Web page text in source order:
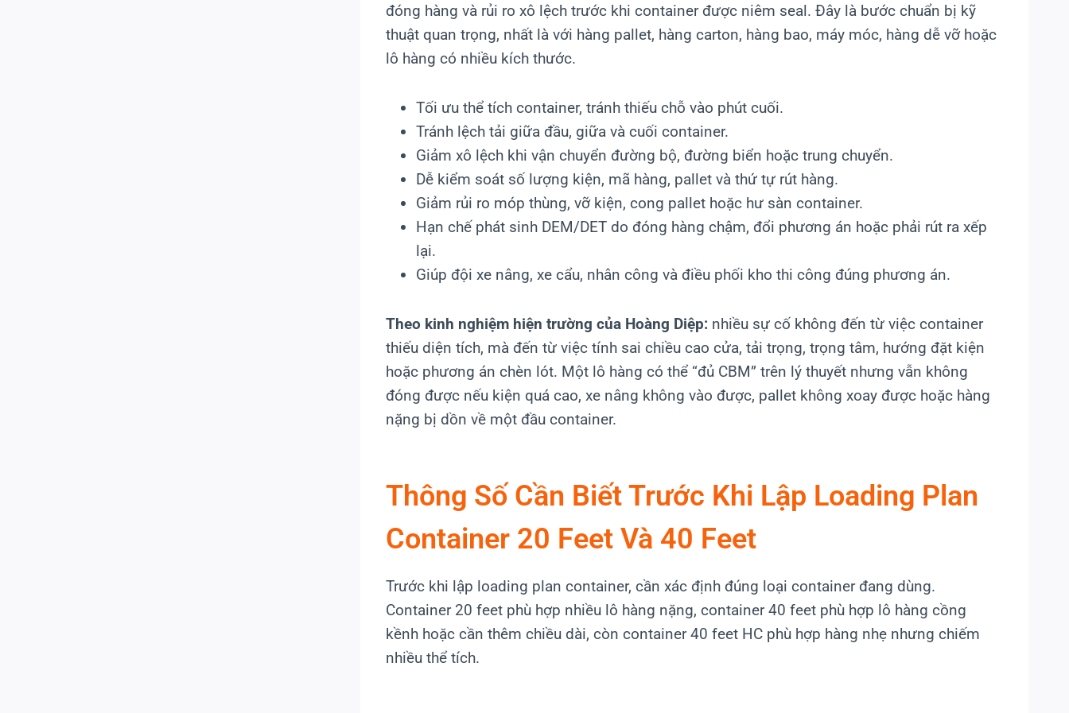
đóng hàng và rủi ro xô lệch trước khi container được niêm seal. Đây là bước chuẩn bị kỹ
thuật quan trọng, nhất là với hàng pallet, hàng carton, hàng bao, máy móc, hàng dễ vỡ hoặc
lô hàng có nhiều kích thước.
Tối ưu thể tích container, tránh thiếu chỗ vào phút cuối.
Tránh lệch tải giữa đầu, giữa và cuối container.
Giảm xô lệch khi vận chuyển đường bộ, đường biển hoặc trung chuyển.
Dễ kiểm soát số lượng kiện, mã hàng, pallet và thứ tự rút hàng.
Giảm rủi ro móp thùng, vỡ kiện, cong pallet hoặc hư sàn container.
Hạn chế phát sinh DEM/DET do đóng hàng chậm, đổi phương án hoặc phải rút ra xếp
lại.
Giúp đội xe nâng, xe cẩu, nhân công và điều phối kho thi công đúng phương án.
Theo kinh nghiệm hiện trường của Hoàng Diệp: nhiều sự cố không đến từ việc container
thiếu diện tích, mà đến từ việc tính sai chiều cao cửa, tải trọng, trọng tâm, hướng đặt kiện
hoặc phương án chèn lót. Một lô hàng có thể “đủ CBM” trên lý thuyết nhưng vẫn không
đóng được nếu kiện quá cao, xe nâng không vào được, pallet không xoay được hoặc hàng
nặng bị dồn về một đầu container.
Thông Số Cần Biết Trước Khi Lập Loading Plan
Container 20 Feet Và 40 Feet
Trước khi lập loading plan container, cần xác định đúng loại container đang dùng.
Container 20 feet phù hợp nhiều lô hàng nặng, container 40 feet phù hợp lô hàng cồng
kềnh hoặc cần thêm chiều dài, còn container 40 feet HC phù hợp hàng nhẹ nhưng chiếm
nhiều thể tích.